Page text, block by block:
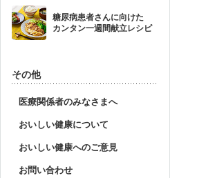
糖尿病患者さんに向けた
カンタン一週間献立レシピ
その他
医療関係者のみなさまへ
おいしい健康について
おいしい健康へのご意見
お問い合わせ